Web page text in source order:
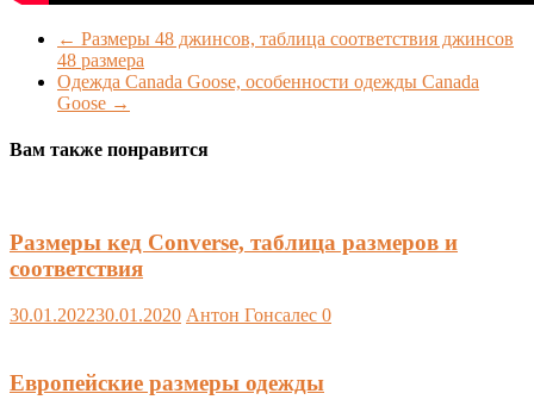
← Размеры 48 джинсов, таблица соответствия джинсов
48 размера
Одежда Canada Goose, особенности одежды Canada
Goose →
Вам также понравится
Размеры кед Converse, таблица размеров и
соответствия
30.01.202230.01.2020 Антон Гонсалес 0
Европейские размеры одежды